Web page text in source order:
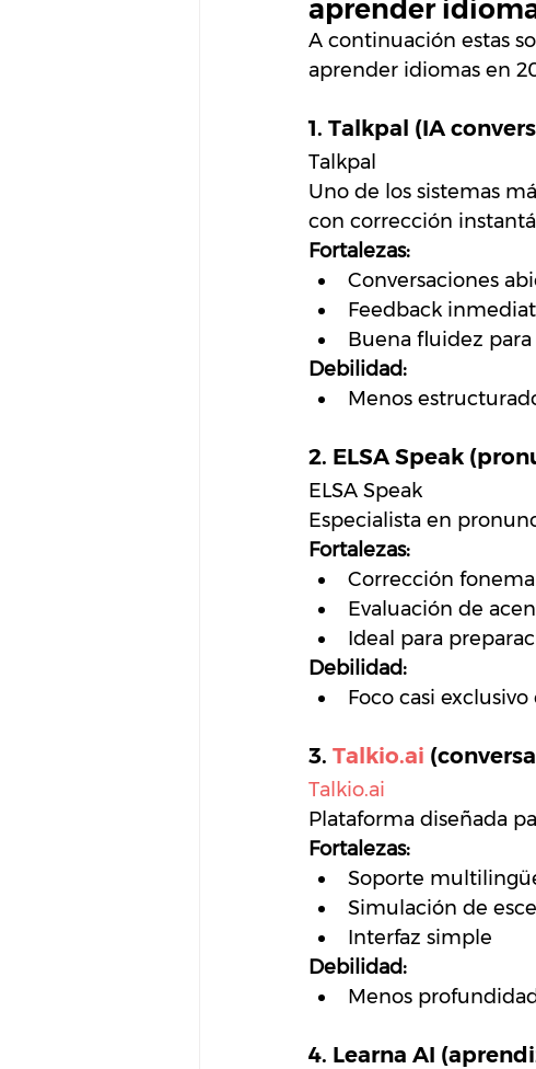
aprender
A continuación estas
aprender idiomas en
1. Talkpal (IA
Talkpal
Uno de los sistemas
con corrección
Fortalezas:
Conversaciones
Feedback
Buena fluidez
Debilidad:
Menos
2. ELSA Speak
ELSA Speak
Especialista en
Fortalezas:
Corrección
Evaluación de
Ideal para
Debilidad:
Foco casi
3. Talkio.ai
Talkio.ai
Plataforma diseñada
Fortalezas:
Soporte
Simulación de
Interfaz simple
Debilidad:
Menos
4. Learna AI